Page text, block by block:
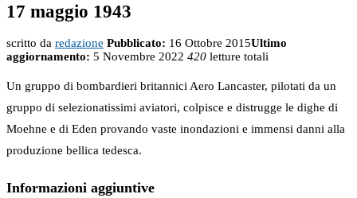
17 maggio 1943
scritto da redazione Pubblicato: 16 Ottobre 2015Ultimo
aggiornamento: 5 Novembre 2022 420 letture totali
Un gruppo di bombardieri britannici Aero Lancaster, pilotati da un
gruppo di selezionatissimi aviatori, colpisce e distrugge le dighe di
Moehne e di Eden provando vaste inondazioni e immensi danni alla
produzione bellica tedesca.
Informazioni aggiuntive